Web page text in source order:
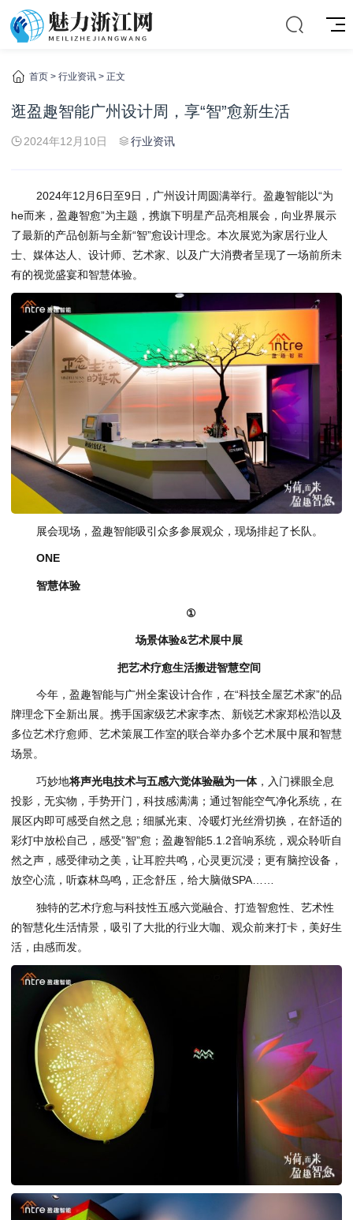
首页 > 行业资讯 > 正文
逛盈趣智能广州设计周，享“智”愈新生活
2024年12月10日 行业资讯
2024年12月6日至9日，广州设计周圆满举行。盈趣智能以“为
he而来，盈趣智愈”为主题，携旗下明星产品亮相展会，向业界展示
了最新的产品创新与全新“智”愈设计理念。本次展览为家居行业人
士、媒体达人、设计师、艺术家、以及广大消费者呈现了一场前所未
有的视觉盛宴和智慧体验。
展会现场，盈趣智能吸引众多参展观众，现场排起了长队。
ONE
智慧体验
①
场景体验&艺术展中展
把艺术疗愈生活搬进智慧空间
今年，盈趣智能与广州全案设计合作，在“科技全屋艺术家”的品
牌理念下全新出展。携手国家级艺术家李杰、新锐艺术家郑松浩以及
多位艺术疗愈师、艺术策展工作室的联合举办多个艺术展中展和智慧
场景。
巧妙地将声光电技术与五感六觉体验融为一体，入门裸眼全息
投影，无实物，手势开门，科技感满满；通过智能空气净化系统，在
展区内即可感受自然之息；细腻光束、冷暖灯光丝滑切换，在舒适的
彩灯中放松自己，感受”智”愈；盈趣智能5.1.2音响系统，观众聆听自
然之声，感受律动之美，让耳腔共鸣，心灵更沉浸；更有脑控设备，
放空心流，听森林鸟鸣，正念舒压，给大脑做SPA……
独特的艺术疗愈与科技性五感六觉融合、打造智愈性、艺术性
的智慧化生活情景，吸引了大批的行业大咖、观众前来打卡，美好生
活，由感而发。